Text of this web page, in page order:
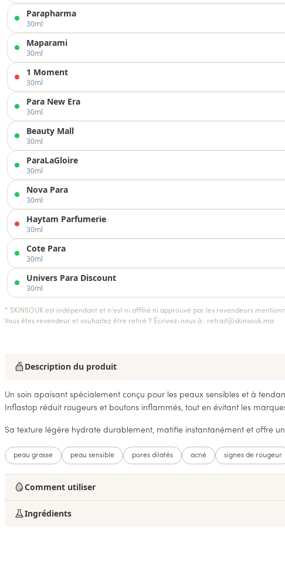
Parapharma
30ml
Maparami
30ml
1 Moment
30ml
Para New Era
30ml
Beauty Mall
30ml
ParaLaGloire
30ml
Nova Para
30ml
Haytam Parfumerie
30ml
Cote Para
30ml
Univers Para Discount
30ml
* SKINSOUK est indépendant et n'est ni affilié ni approuvé par les revendeurs
Vous êtes revendeur et souhaitez être retiré ? Écrivez-nous à : retrait@skinsouk.ma
Description du produit
Un soin apaisant spécialement conçu pour les peaux sensibles et à
Inflastop réduit rougeurs et boutons inflammés, tout en évitant les
Sa texture légère hydrate durablement, matifie instantanément et offre
peau grasse peau sensible pores dilatés acné signes de rougeur
Comment utiliser
Ingrédients